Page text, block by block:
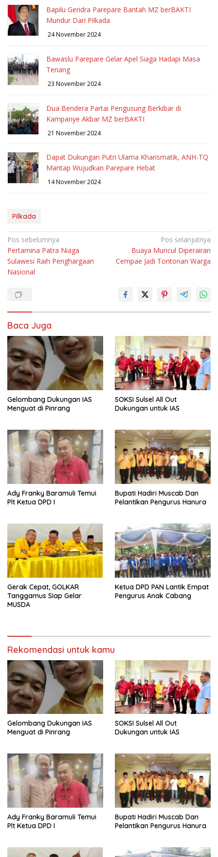
Bapilu Geridra Parepare Bantah MZ berBAKTI
Mundur Dari Pilkada
24 November 2024
Bawaslu Parepare Gelar Apel Siaga Hadapi Masa
Tenang
23 November 2024
Dua Bendera Partai Pengusung Berkibar di
Kampanye Akbar MZ berBAKTI
21 November 2024
Dapat Dukungan Putri Ulama Kharismatik, ANH-TQ
Mantap Wujudkan Parepare Hebat
14 November 2024
Pilkada
Navigasi
pos
Pos sebelumnya
Pertamina Patra Niaga
Sulawesi Raih Penghargaan
Nasional
Pos selanjutnya
Buaya Muncul Diperairan
Cempae Jadi Tontonan Warga
Baca Juga
Gelombang Dukungan IAS
Menguat di Pinrang
SOKSI Sulsel All Out
Dukungan untuk IAS
Ady Franky Baramuli Temui
Plt Ketua DPD I
Bupati Hadiri Muscab Dan
Pelantikan Pengurus Hanura
Gerak Cepat, GOLKAR
Tanggamus Siap Gelar
MUSDA
Ketua DPD PAN Lantik Empat
Pengurus Anak Cabang
Rekomendasi untuk kamu
Gelombang Dukungan IAS
Menguat di Pinrang
SOKSI Sulsel All Out
Dukungan untuk IAS
Ady Franky Baramuli Temui
Plt Ketua DPD I
Bupati Hadiri Muscab Dan
Pelantikan Pengurus Hanura